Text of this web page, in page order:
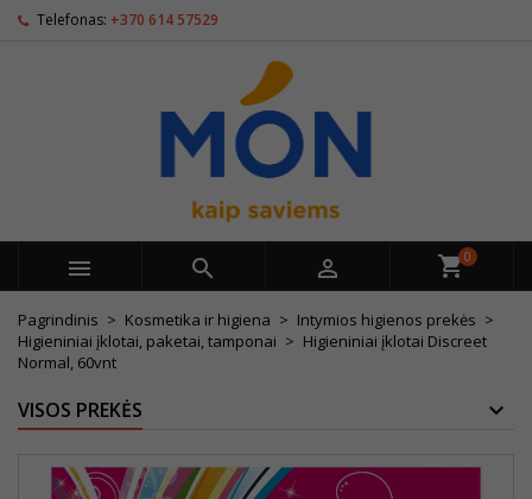
Telefonas: +370 614 57529
   0
Pagrindinis Kosmetika ir higiena
Intymios higienos prekės
Higieniniai įklotai, paketai, tamponai
Higieniniai įklotai Discreet
Normal, 60vnt
VISOS PREKĖS